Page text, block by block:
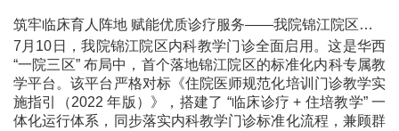
筑牢临床育人阵地 赋能优质诊疗服务——我院锦江院区内科教学门诊正式开诊
7月10日，我院锦江院区内科教学门诊全面启用。这是华西
“一院三区” 布局中，首个落地锦江院区的标准化内科专属教
学平台。该平台严格对标《住院医师规范化培训门诊教学实
施指引（2022 年版）》，搭建了 “临床诊疗 + 住培教学” 一
体化运行体系，同步落实内科教学门诊标准化流程，兼顾群